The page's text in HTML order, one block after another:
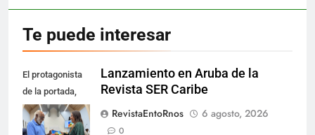
Te puede interesar
El protagonista
de la portada,
Ramón Todd
Dandaré.
Lanzamiento en Aruba de la
Revista SER Caribe
RevistaEntoRnos
6 agosto, 2026
0